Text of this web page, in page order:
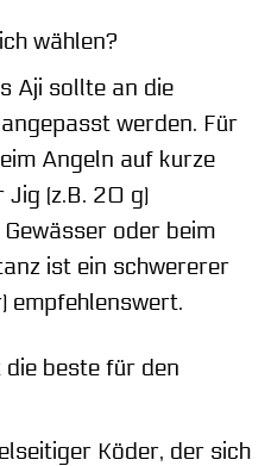
wählen?
Aji sollte an die
werden. Für
Angeln auf kurze
Jig (z.B. 20 g)
oder beim
ist ein schwererer
empfehlenswert.
beste für den
Köder, der sich